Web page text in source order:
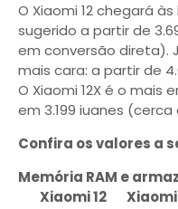
O Xiaomi 12 chegará
sugerido a partir de
em conversão direta).
mais cara: a partir de
O Xiaomi 12X é o mais
em 3.199 iuanes (cerca
Confira os valores a
Memória RAM e
Xiaomi 12
Xiaomi